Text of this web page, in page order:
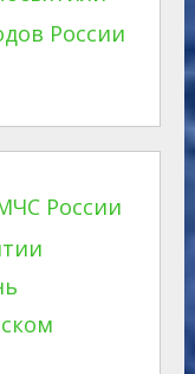
России
России